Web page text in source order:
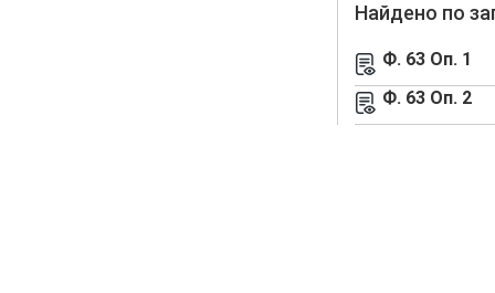
Найдено по
Ф. 63 Оп. 1
Ф. 63 Оп. 2